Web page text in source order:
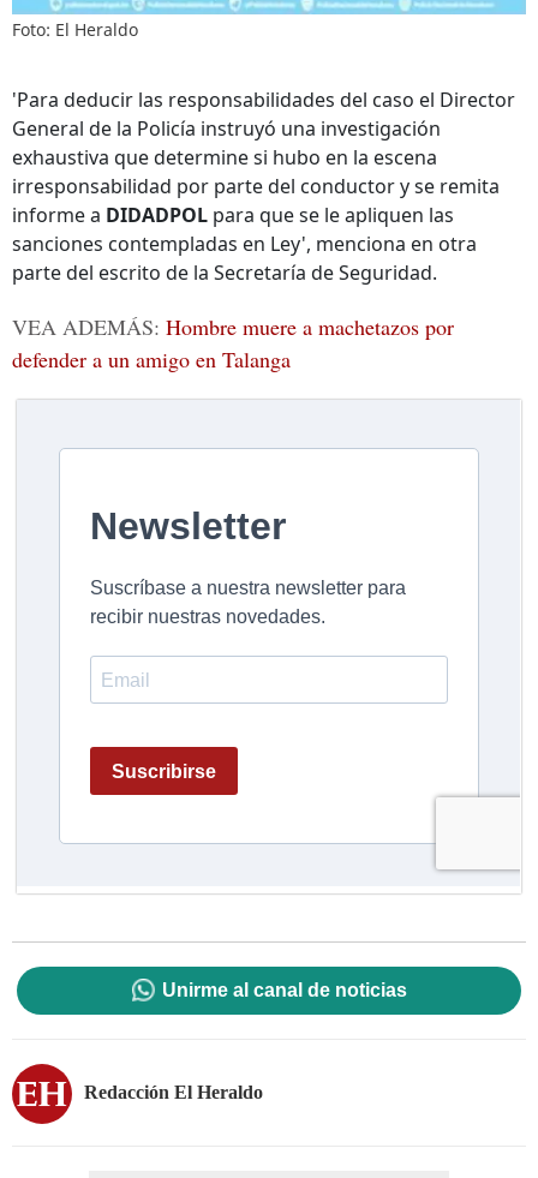
Foto: El Heraldo
'Para deducir las responsabilidades del caso el Director
General de la Policía instruyó una investigación
exhaustiva que determine si hubo en la escena
irresponsabilidad por parte del conductor y se remita
informe a DIDADPOL para que se le apliquen las
sanciones contempladas en Ley', menciona en otra
parte del escrito de la Secretaría de Seguridad.
VEA ADEMÁS: Hombre muere a machetazos por
defender a un amigo en Talanga
Unirme al canal de noticias
Redacción El Heraldo